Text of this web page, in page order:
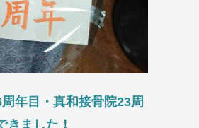
年目・真和接骨院23周
きました！